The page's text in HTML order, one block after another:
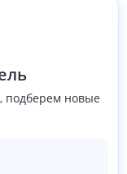
подберем новые